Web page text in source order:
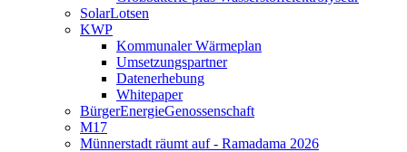
SolarLotsen
KWP
Kommunaler Wärmeplan
Umsetzungspartner
Datenerhebung
Whitepaper
BürgerEnergieGenossenschaft
M17
Münnerstadt räumt auf - Ramadama 2026